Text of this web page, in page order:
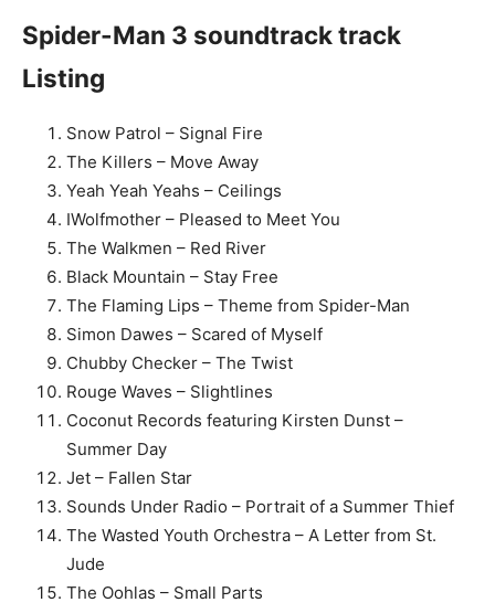
Spider-Man 3 soundtrack track
Listing
Snow Patrol – Signal Fire
The Killers – Move Away
Yeah Yeah Yeahs – Ceilings
IWolfmother – Pleased to Meet You
The Walkmen – Red River
Black Mountain – Stay Free
The Flaming Lips – Theme from Spider-Man
Simon Dawes – Scared of Myself
Chubby Checker – The Twist
Rouge Waves – Slightlines
Coconut Records featuring Kirsten Dunst –
Summer Day
Jet – Fallen Star
Sounds Under Radio – Portrait of a Summer Thief
The Wasted Youth Orchestra – A Letter from St.
Jude
The Oohlas – Small Parts